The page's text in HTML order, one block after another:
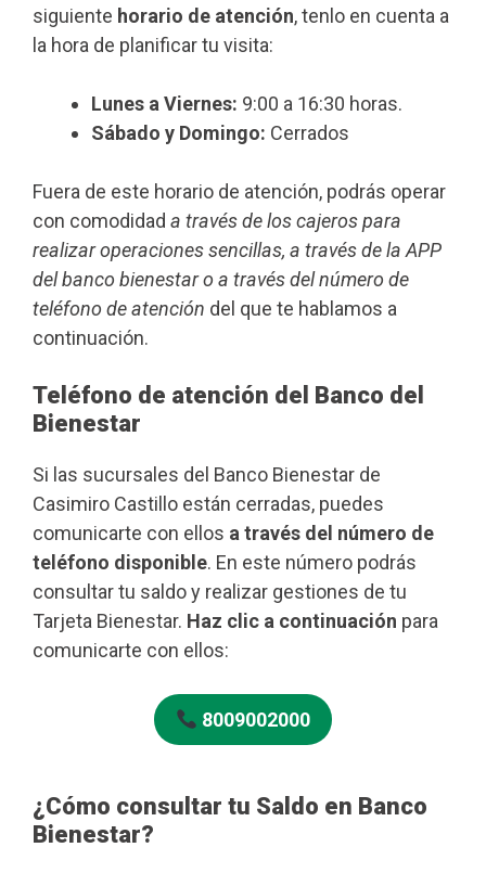
siguiente horario de atención, tenlo en cuenta a
la hora de planificar tu visita:
Lunes a Viernes: 9:00 a 16:30 horas.
Sábado y Domingo: Cerrados
Fuera de este horario de atención, podrás operar
con comodidad a través de los cajeros para
realizar operaciones sencillas, a través de la APP
del banco bienestar o a través del número de
teléfono de atención del que te hablamos a
continuación.
Teléfono de atención del Banco del
Bienestar
Si las sucursales del Banco Bienestar de
Casimiro Castillo están cerradas, puedes
comunicarte con ellos a través del número de
teléfono disponible. En este número podrás
consultar tu saldo y realizar gestiones de tu
Tarjeta Bienestar. Haz clic a continuación para
comunicarte con ellos:
8009002000
¿Cómo consultar tu Saldo en Banco
Bienestar?